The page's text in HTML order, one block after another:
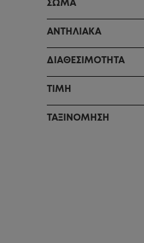
ΣΩΜΑ
ΑΝΤΗΛΙΑΚΑ
ΔΙΑΘΕΣΙΜΟΤΗΤΑ
ΤΙΜΗ
ΤΑΞΙΝΟΜΗΣΗ